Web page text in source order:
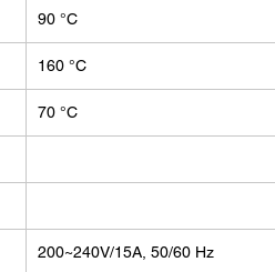
PRO
90 °C
160 °C
70 °C
200~240V/15A, 50/60 Hz